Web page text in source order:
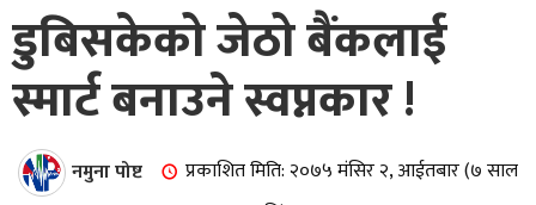
डुबिसकेको जेठो बैंकलाई
स्मार्ट बनाउने स्वप्नकार !
नमुना पोष्ट
प्रकाशित मिति: २०७५ मंसिर २, आईतबार (७ साल